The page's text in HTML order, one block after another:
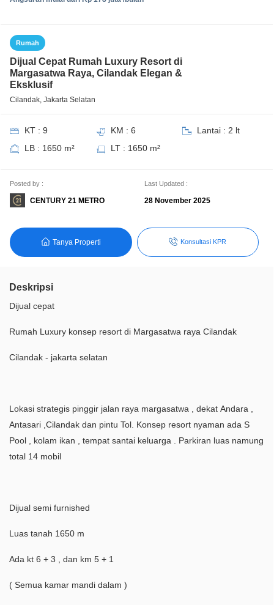
Rumah
Dijual Cepat Rumah Luxury Resort di
Margasatwa Raya, Cilandak Elegan &
Eksklusif
Cilandak, Jakarta Selatan
KT : 9 KM : 6
Lantai : 2 lt
LB : 1650 m²
LT : 1650 m²
Posted by :
CENTURY 21 METRO
Last Updated :
28 November 2025
Tanya Properti Konsultasi KPR
Deskripsi
Dijual cepat
Rumah Luxury konsep resort di Margasatwa raya Cilandak
Cilandak - jakarta selatan
Lokasi strategis pinggir jalan raya margasatwa , dekat Andara ,
Antasari ,Cilandak dan pintu Tol. Konsep resort nyaman ada S
Pool , kolam ikan , tempat santai keluarga . Parkiran luas namung
total 14 mobil
Dijual semi furnished
Luas tanah 1650 m
Ada kt 6 + 3 , dan km 5 + 1
( Semua kamar mandi dalam )